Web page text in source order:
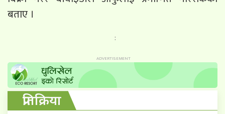
बताए ।
:
प्रतिक्रिया